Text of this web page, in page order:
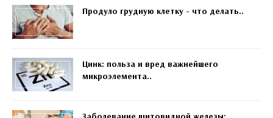
Продуло грудную клетку - что делать..
Цинк: польза и вред важнейшего
микроэлемента..